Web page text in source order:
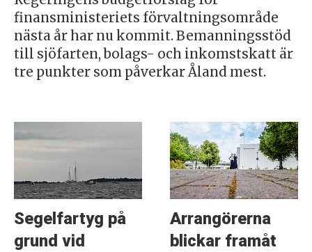
finansministeriets förvaltningsområde
nästa år har nu kommit. Bemanningsstöd
till sjöfarten, bolags- och inkomstskatt är
tre punkter som påverkar Åland mest.
Segelfartyg på
grund vid
Arrangörerna
blickar framåt